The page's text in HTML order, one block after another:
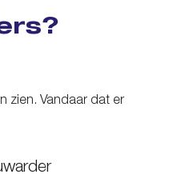
zien. Vandaar dat er